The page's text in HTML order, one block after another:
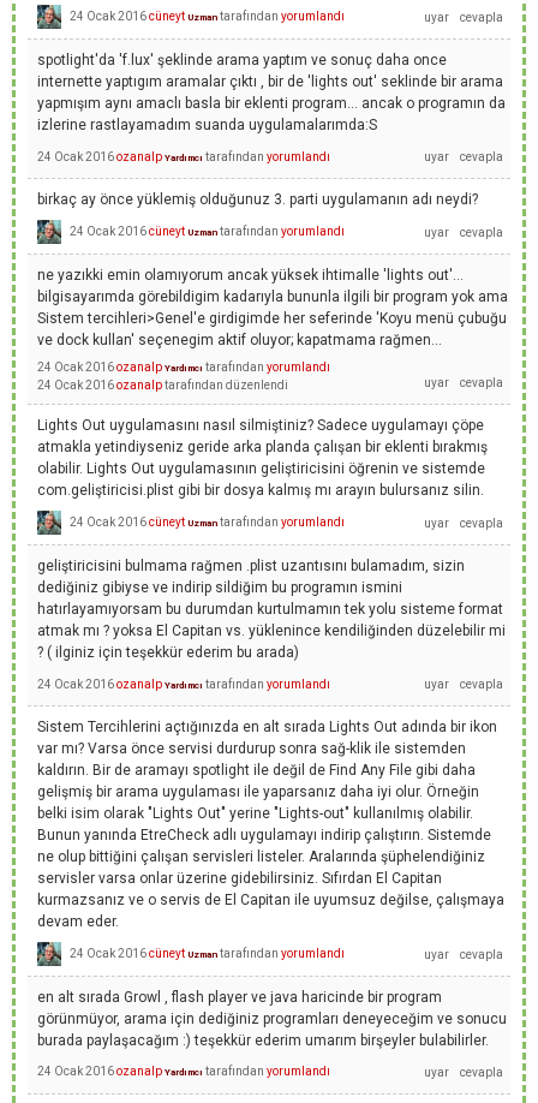
24 Ocak 2016cüneyt Uzman tarafından yorumlandı
spotlight'da 'f.lux' şeklinde arama yaptım ve sonuç daha once
internette yaptıgım aramalar çıktı , bir de 'lights out' seklinde bir arama
yapmışım aynı amaclı basla bir eklenti program... ancak o programın da
izlerine rastlayamadım suanda uygulamalarımda:S
24 Ocak 2016ozanalp Yardımcı tarafından yorumlandı
birkaç ay önce yüklemiş olduğunuz 3. parti uygulamanın adı neydi?
24 Ocak 2016cüneyt Uzman tarafından yorumlandı
ne yazıkki emin olamıyorum ancak yüksek ihtimalle 'lights out'...
bilgisayarımda görebildigim kadarıyla bununla ilgili bir program yok ama
Sistem tercihleri>Genel'e girdigimde her seferinde 'Koyu menü çubuğu
ve dock kullan' seçenegim aktif oluyor; kapatmama rağmen...
24 Ocak 2016ozanalp Yardımcı tarafından yorumlandı
24 Ocak 2016ozanalptarafından düzenlendi
Lights Out uygulamasını nasıl silmiştiniz? Sadece uygulamayı çöpe
atmakla yetindiyseniz geride arka planda çalışan bir eklenti bırakmış
olabilir. Lights Out uygulamasının geliştiricisini öğrenin ve sistemde
com.geliştiricisi.plist gibi bir dosya kalmış mı arayın bulursanız silin.
24 Ocak 2016cüneyt Uzman tarafından yorumlandı
geliştiricisini bulmama rağmen .plist uzantısını bulamadım, sizin
dediğiniz gibiyse ve indirip sildiğim bu programın ismini
hatırlayamıyorsam bu durumdan kurtulmamın tek yolu sisteme format
atmak mı ? yoksa El Capitan vs. yüklenince kendiliğinden düzelebilir mi
? ( ilginiz için teşekkür ederim bu arada)
24 Ocak 2016ozanalp Yardımcı tarafından yorumlandı
Sistem Tercihlerini açtığınızda en alt sırada Lights Out adında bir ikon
var mı? Varsa önce servisi durdurup sonra sağ-klik ile sistemden
kaldırın. Bir de aramayı spotlight ile değil de Find Any File gibi daha
gelişmiş bir arama uygulaması ile yaparsanız daha iyi olur. Örneğin
belki isim olarak "Lights Out" yerine "Lights-out" kullanılmış olabilir.
Bunun yanında EtreCheck adlı uygulamayı indirip çalıştırın. Sistemde
ne olup bittiğini çalışan servisleri listeler. Aralarında şüphelendiğiniz
servisler varsa onlar üzerine gidebilirsiniz. Sıfırdan El Capitan
kurmazsanız ve o servis de El Capitan ile uyumsuz değilse, çalışmaya
devam eder.
24 Ocak 2016cüneyt Uzman tarafından yorumlandı
en alt sırada Growl , flash player ve java haricinde bir program
görünmüyor, arama için dediğiniz programları deneyeceğim ve sonucu
burada paylaşacağım :) teşekkür ederim umarım birşeyler bulabilirler.
24 Ocak 2016ozanalp Yardımcı tarafından yorumlandı